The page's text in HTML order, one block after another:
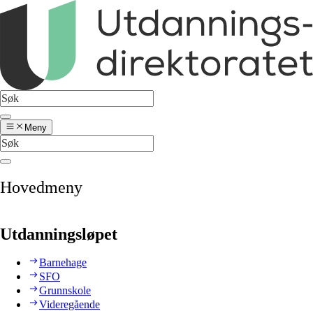
Meny
Hovedmeny
Utdanningsløpet
Barnehage
SFO
Grunnskole
Videregående